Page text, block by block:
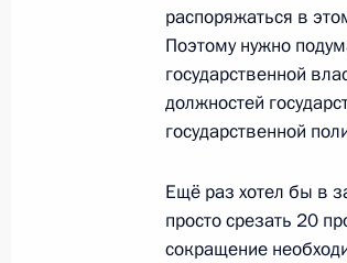
Кокойты
20 сентября 2010 года,
развития
20 сентября 2010 года,
распоряжаться в
Поэтому нужно
государственной
должностей
государственной
Ещё раз хотел бы в
просто срезать 20
сокращение